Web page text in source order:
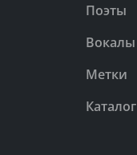
Поэты
Вокалы
Метки
Каталог